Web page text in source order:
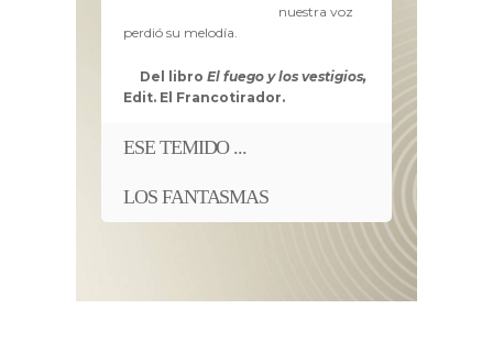
nuestra voz
perdió su melodía.
Del libroEl fuego y los vestigios,
Edit. El Francotirador.
ESE TEMIDO ...
LOS FANTASMAS